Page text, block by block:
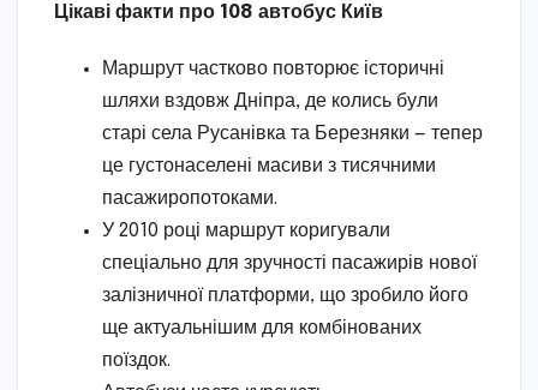
Цікаві факти про 108 автобус Київ
Маршрут частково повторює історичні
шляхи вздовж Дніпра, де колись були
старі села Русанівка та Березняки — тепер
це густонаселені масиви з тисячними
пасажиропотоками.
У 2010 році маршрут коригували
спеціально для зручності пасажирів нової
залізничної платформи, що зробило його
ще актуальнішим для комбінованих
поїздок.